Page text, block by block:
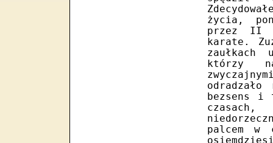
życia,
przez II
karate.
zaułkach
którzy
bezsens
palcem